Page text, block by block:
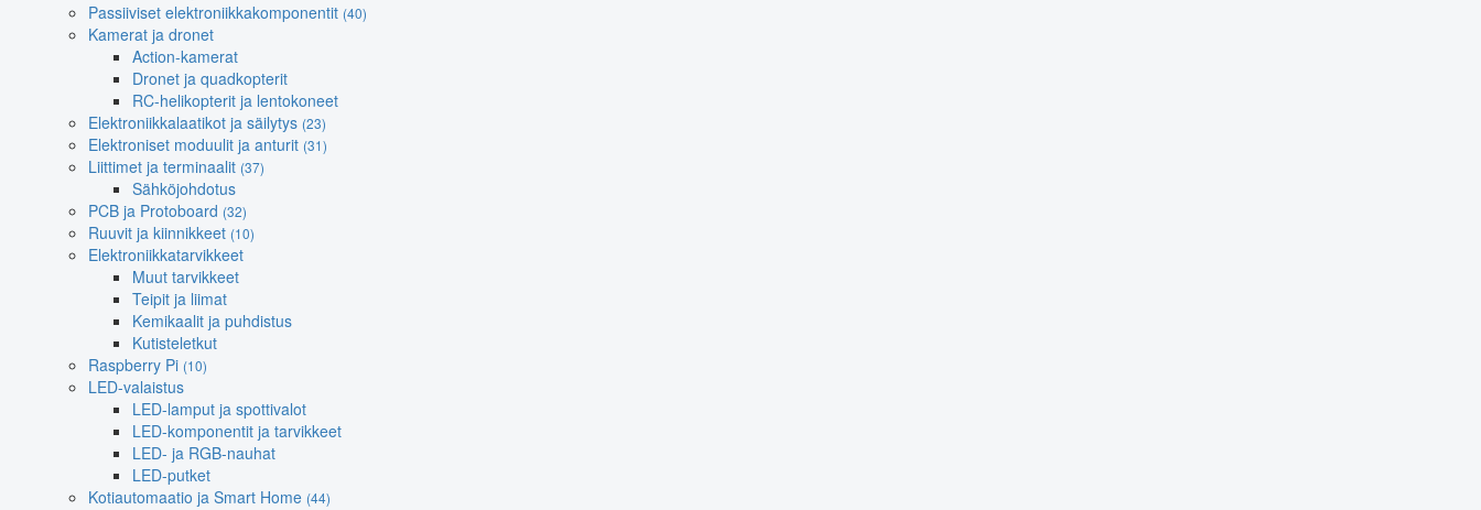
Passiiviset elektroniikkakomponentit (40)
Kamerat ja dronet
Action-kamerat
Dronet ja quadkopterit
RC-helikopterit ja lentokoneet
Elektroniikkalaatikot ja säilytys (23)
Elektroniset moduulit ja anturit (31)
Liittimet ja terminaalit (37)
Sähköjohdotus
PCB ja Protoboard (32)
Ruuvit ja kiinnikkeet (10)
Elektroniikkatarvikkeet
Muut tarvikkeet
Teipit ja liimat
Kemikaalit ja puhdistus
Kutisteletkut
Raspberry Pi (10)
LED-valaistus
LED-lamput ja spottivalot
LED-komponentit ja tarvikkeet
LED- ja RGB-nauhat
LED-putket
Kotiautomaatio ja Smart Home (44)